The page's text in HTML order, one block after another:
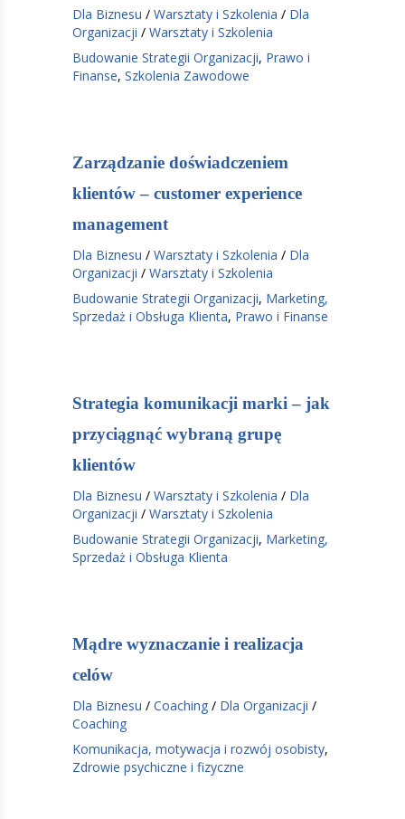
Dla Biznesu / Warsztaty i Szkolenia / Dla
Organizacji / Warsztaty i Szkolenia
Budowanie Strategii Organizacji, Prawo i
Finanse, Szkolenia Zawodowe
Zarządzanie doświadczeniem
klientów – customer experience
management
Dla Biznesu / Warsztaty i Szkolenia / Dla
Organizacji / Warsztaty i Szkolenia
Budowanie Strategii Organizacji, Marketing,
Sprzedaż i Obsługa Klienta, Prawo i Finanse
Strategia komunikacji marki – jak
przyciągnąć wybraną grupę
klientów
Dla Biznesu / Warsztaty i Szkolenia / Dla
Organizacji / Warsztaty i Szkolenia
Budowanie Strategii Organizacji, Marketing,
Sprzedaż i Obsługa Klienta
Mądre wyznaczanie i realizacja
celów
Dla Biznesu / Coaching / Dla Organizacji /
Coaching
Komunikacja, motywacja i rozwój osobisty,
Zdrowie psychiczne i fizyczne